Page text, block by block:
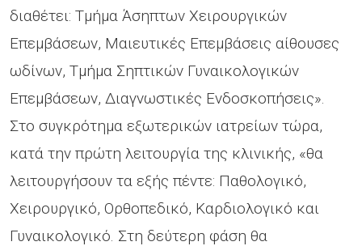
διαθέτει: Τμήμα Άσηπτων Χειρουργικών
Επεμβάσεων, Μαιευτικές Επεμβάσεις αίθουσες
ωδίνων, Τμήμα Σηπτικών Γυναικολογικών
Επεμβάσεων, Διαγνωστικές Ενδοσκοπήσεις».
Στο συγκρότημα εξωτερικών ιατρείων τώρα,
κατά την πρώτη λειτουργία της κλινικής, «θα
λειτουργήσουν τα εξής πέντε: Παθολογικό,
Χειρουργικό, Ορθοπεδικό, Καρδιολογικό και
Γυναικολογικό. Στη δεύτερη φάση θα